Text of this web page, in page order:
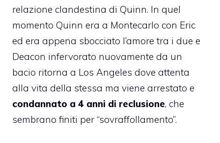
relazione clandestina di Quinn. In quel
momento Quinn era a Montecarlo con Eric
ed era appena sbocciato l’amore tra i due e
Deacon infervorato nuovamente da un
bacio ritorna a Los Angeles dove attenta
alla vita della stessa ma viene arrestato e
condannato a 4 anni di reclusione, che
sembrano finiti per “sovraffollamento”.